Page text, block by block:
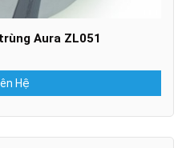
Aura ZL051
Hệ